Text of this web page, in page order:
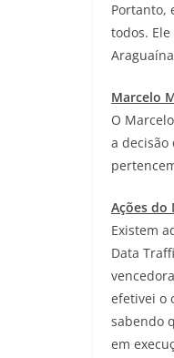
Portanto,
todos.
Marcelo
O
a decisão
Ações do
Existem
Data
efetivei o
sabendo
em